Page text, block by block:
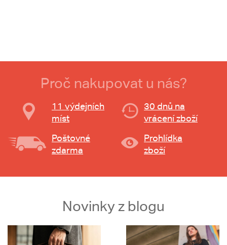
Proč nakupovat u nás?
11 výdejních
míst
30 dnů na
vrácení zboží
Poštovné
zdarma
Prohlídka
zboží
Novinky z blogu